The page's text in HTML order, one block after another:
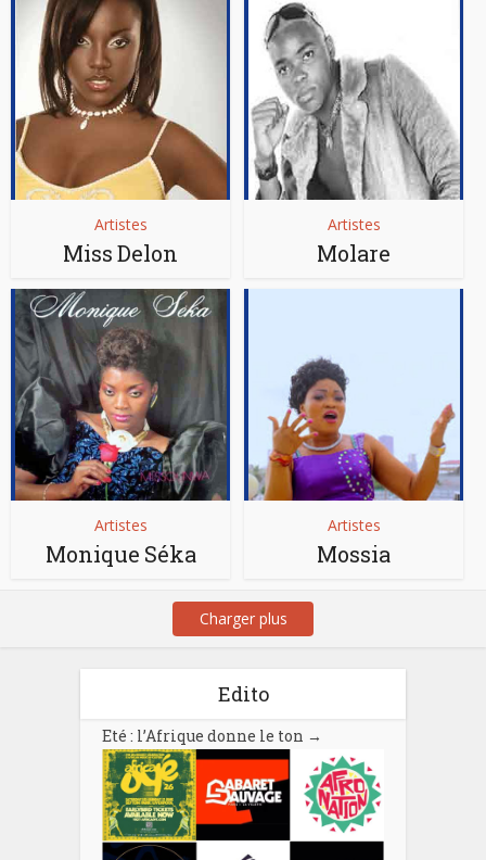
Artistes
Miss Delon
Artistes
Molare
Artistes
Monique Séka
Artistes
Mossia
Charger plus
Edito
Eté : l’Afrique donne le ton →